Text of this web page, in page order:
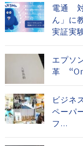
電通
ん」に
実証実
エプソ
革
ビジネ
ペーパ
フ...